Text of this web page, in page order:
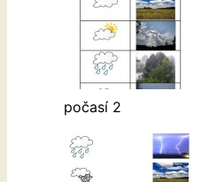
počasí 2